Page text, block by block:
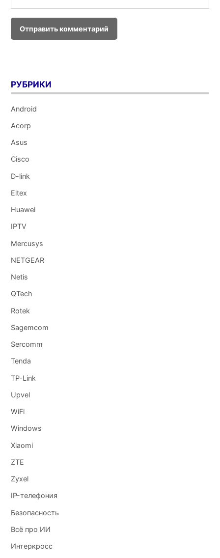
РУБРИКИ
Android
Acorp
Asus
Cisco
D-link
Eltex
Huawei
IPTV
Mercusys
NETGEAR
Netis
QTech
Rotek
Sagemcom
Sercomm
Tenda
TP-Link
Upvel
WiFi
Windows
Xiaomi
ZTE
Zyxel
IP-телефония
Безопасность
Всё про ИИ
Интеркросс